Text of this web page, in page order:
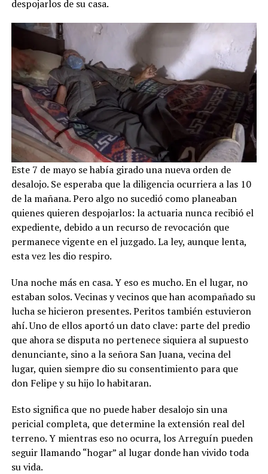
despojarlos de su casa.
Este 7 de mayo se había girado una nueva orden de
desalojo. Se esperaba que la diligencia ocurriera a las 10
de la mañana. Pero algo no sucedió como planeaban
quienes quieren despojarlos: la actuaria nunca recibió el
expediente, debido a un recurso de revocación que
permanece vigente en el juzgado. La ley, aunque lenta,
esta vez les dio respiro.
Una noche más en casa. Y eso es mucho. En el lugar, no
estaban solos. Vecinas y vecinos que han acompañado su
lucha se hicieron presentes. Peritos también estuvieron
ahí. Uno de ellos aportó un dato clave: parte del predio
que ahora se disputa no pertenece siquiera al supuesto
denunciante, sino a la señora San Juana, vecina del
lugar, quien siempre dio su consentimiento para que
don Felipe y su hijo lo habitaran.
Esto significa que no puede haber desalojo sin una
pericial completa, que determine la extensión real del
terreno. Y mientras eso no ocurra, los Arreguín pueden
seguir llamando “hogar” al lugar donde han vivido toda
su vida.